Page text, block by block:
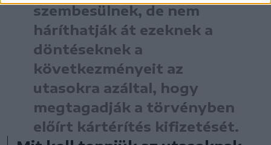
szembesülnek, de nem
háríthatják át ezeknek a
döntéseknek a
következményeit az
utasokra azáltal, hogy
megtagadják a törvényben
előírt kártérítés kifizetését.